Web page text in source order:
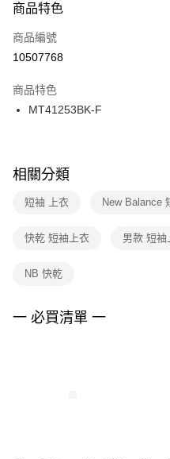
３．安心：先確認商品／服務後，再
【「AFTEE先享後付」結帳流程】
１．於結帳方式選擇「AFTEE先享
２．訂單成立數日內，您將收到繳費
３．收到繳費通知簡訊後14天內，
ATM／網路銀行／等多元方式進行
※ 交易是否成功請以「AFTEE先享
是否繳費成功／繳費後需取消欲退
客戶支援中心」
https://
１．透過由恩沛科技股份有限公司
權轉讓予恩沛科技股份有限公司。
３．未成年的使用者請事先徵得法
「AFTEE先享後付」，若未經同意
每筆NT$100，滿NT$1,500(含
宅配
每筆NT$100，滿NT$1,500(含
付款後門市自取
每筆NT$100，滿NT$1,500(含
商品特色
商品編號
10507768
商品特色
MT41253BK-F
相關分類
短袖 上衣 New Balance
快乾 短袖上衣 男款 短袖
NB 快乾
一 必買清單 一